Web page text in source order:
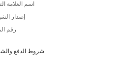
اسم العلامة
إصدار
رقم
شروط الدفع